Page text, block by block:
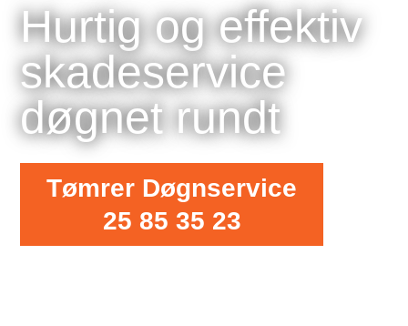
Hurtig og effektiv
skadeservice
døgnet rundt
Tømrer Døgnservice
25 85 35 23